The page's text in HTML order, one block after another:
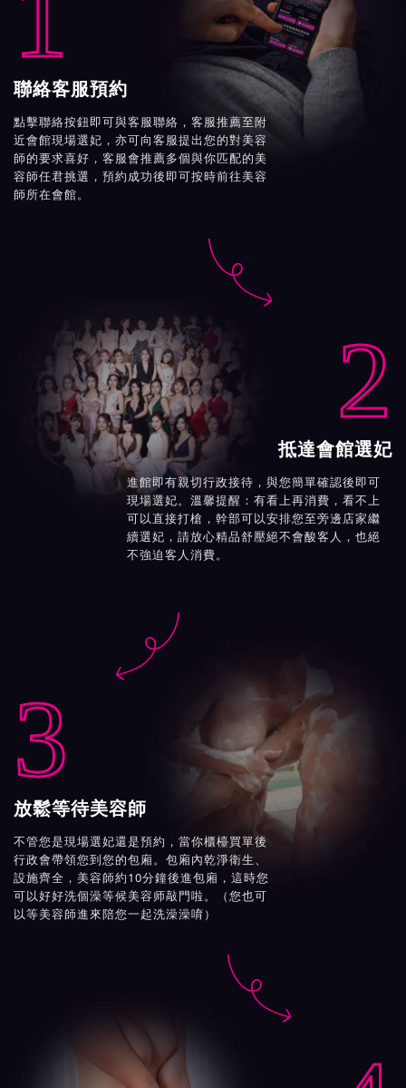
聯絡客服預約
點擊聯絡按鈕即可與客服聯絡，客服推薦至附
近會館現場選妃，亦可向客服提出您的對美容
師的要求喜好，客服會推薦多個與你匹配的美
容師任君挑選，預約成功後即可按時前往美容
師所在會館。

2
抵達會館選妃
進館即有親切行政接待，與您簡單確認後即可
現場選妃。溫馨提醒：有看上再消費，看不上
可以直接打槍，幹部可以安排您至旁邊店家繼
續選妃，請放心精品舒壓絕不會酸客人，也絕
不強迫客人消費。

3
放鬆等待美容師
不管您是現場選妃還是預約，當你櫃檯買單後
行政會帶領您到您的包廂。包廂內乾淨衛生、
設施齊全，美容師約10分鐘後進包廂，這時您
可以好好洗個澡等候美容师敲門啦。（您也可
以等美容師進來陪您一起洗澡澡唷）
